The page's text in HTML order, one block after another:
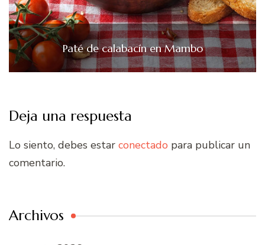
Paté de calabacín en Mambo
Deja una respuesta
Lo siento, debes estar conectado para publicar un
comentario.
Archivos